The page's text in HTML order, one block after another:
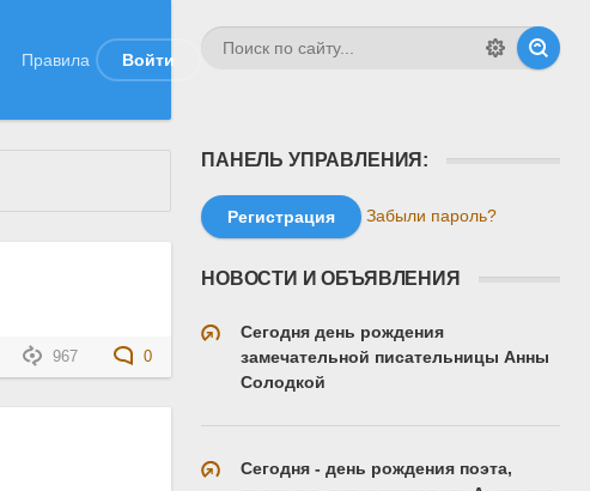
Правила Войти
967 0
ПАНЕЛЬ УПРАВЛЕНИЯ:
Регистрация Забыли пароль?
НОВОСТИ И ОБЪЯВЛЕНИЯ
Сегодня день рождения
замечательной писательницы Анны
Солодкой
Сегодня - день рождения поэта,